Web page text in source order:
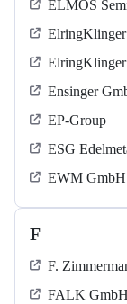
ELMOS
Ensinger
EP-Group
ESG
EWM GmbH
F
F.
FALK